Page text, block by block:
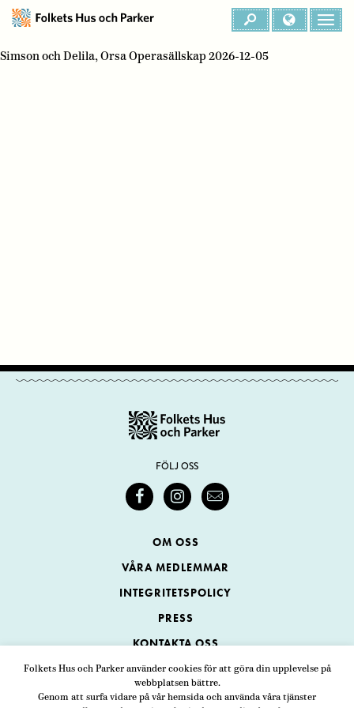
Folkets Hus och Parker använder cookies för att göra din upplevelse på
webbplatsen bättre.
Genom att surfa vidare på vår hemsida och använda våra tjänster
Simson och Delila, Orsa Operasällskap 2026-12-05
FÖLJ OSS
OM OSS
VÅRA MEDLEMMAR
INTEGRITETSPOLICY
PRESS
KONTAKTA OSS
Folkets Hus och Parker